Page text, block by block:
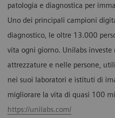
patologia e diagnostica per
Uno dei principali campioni
diagnostico, le oltre 13.000
vita ogni giorno. Unilabs investe
attrezzature e nelle persone,
nei suoi laboratori e istituti di
migliorare la vita di quasi 100
https://unilabs.com/